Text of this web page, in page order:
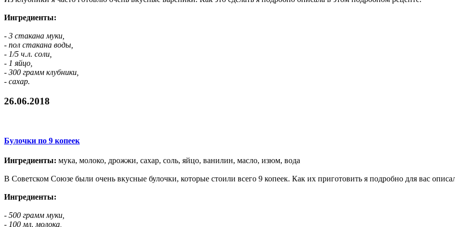
Ингредиенты:
- 3 стакана муки,
- пол стакана воды,
- 1/5 ч.л. соли,
- 1 яйцо,
- 300 грамм клубники,
- сахар.
26.06.2018
Булочки по 9 копеек
Ингредиенты: мука, молоко, дрожжи, сахар, соль, яйцо, ванилин, масло, изюм, вода
В Советском Союзе были очень вкусные булочки, которые стоили всего 9 копеек. Как их приготовить я подробно для вас
Ингредиенты:
- 500 грамм муки,
- 100 мл. молока,